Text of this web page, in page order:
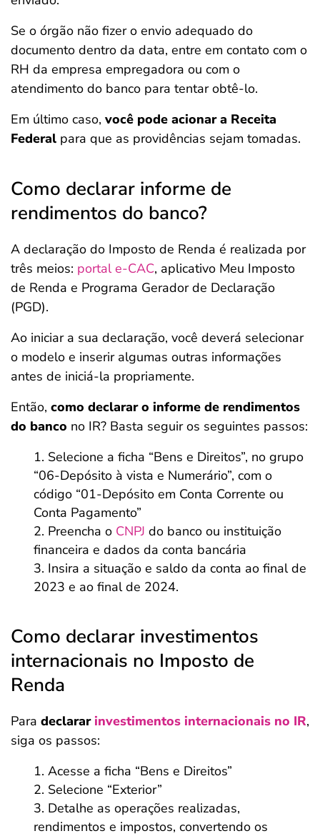
Se o órgão não fizer o envio adequado do
documento dentro da data, entre em contato com o
RH da empresa empregadora ou com o
atendimento do banco para tentar obtê-lo.
Em último caso, você pode acionar a Receita
Federal para que as providências sejam tomadas.
Como declarar informe de
rendimentos do banco?
A declaração do Imposto de Renda é realizada por
três meios: portal e-CAC, aplicativo Meu Imposto
de Renda e Programa Gerador de Declaração
(PGD).
Ao iniciar a sua declaração, você deverá selecionar
o modelo e inserir algumas outras informações
antes de iniciá-la propriamente.
Então, como declarar o informe de rendimentos
do banco no IR? Basta seguir os seguintes passos:
Selecione a ficha “Bens e Direitos”, no grupo
“06-Depósito à vista e Numerário”, com o
código “01-Depósito em Conta Corrente ou
Conta Pagamento”
Preencha o CNPJ do banco ou instituição
financeira e dados da conta bancária
Insira a situação e saldo da conta ao final de
2023 e ao final de 2024.
Como declarar investimentos
internacionais no Imposto de
Renda
Para declarar investimentos internacionais no IR,
siga os passos:
Acesse a ficha “Bens e Direitos”
Selecione “Exterior”
Detalhe as operações realizadas,
rendimentos e impostos, convertendo os